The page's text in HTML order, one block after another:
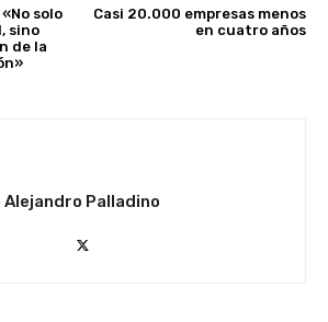
solo
sino
de la
Casi 20.000 empresas menos
en cuatro años
Alejandro Palladino